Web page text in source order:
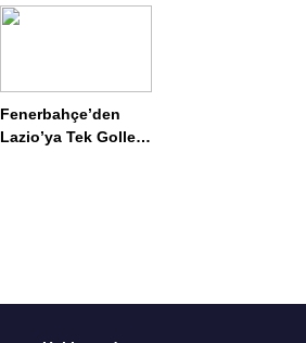
Nasıl Daha Kârlı
Fenerbahçe’den
Lazio’ya Tek Golle